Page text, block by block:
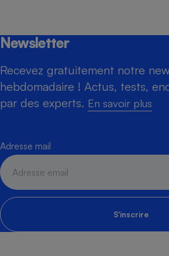
Newsletter
Recevez gratuitement notre
hebdomadaire ! Actus, tests,
par des experts. En savoir plus
Adresse mail
S'inscrire